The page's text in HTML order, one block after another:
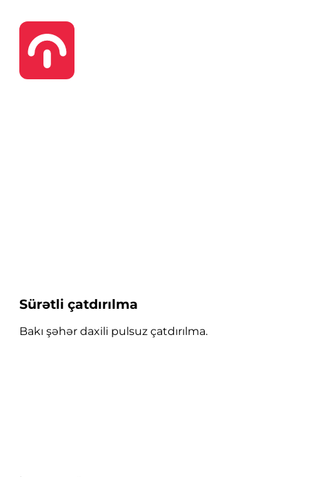
Sürətli çatdırılma
Bakı şəhər daxili pulsuz çatdırılma.